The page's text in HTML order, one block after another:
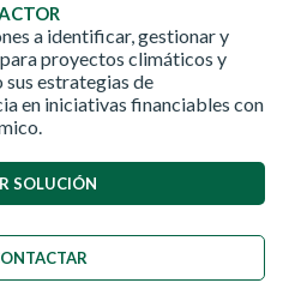
a identificar, gestionar y
proyectos climáticos y
estrategias de
en iniciativas financiables con
SOLUCIÓN